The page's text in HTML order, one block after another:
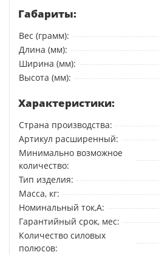
Габариты:
Вес (грамм):
Длина (мм):
Ширина (мм):
Высота (мм):
Характеристики:
Страна производства:
Артикул расширенный:
Минимально возможное
количество:
Тип изделия:
Масса, кг:
Номинальный ток,А:
Гарантийный срок, мес:
Количество силовых
полюсов: